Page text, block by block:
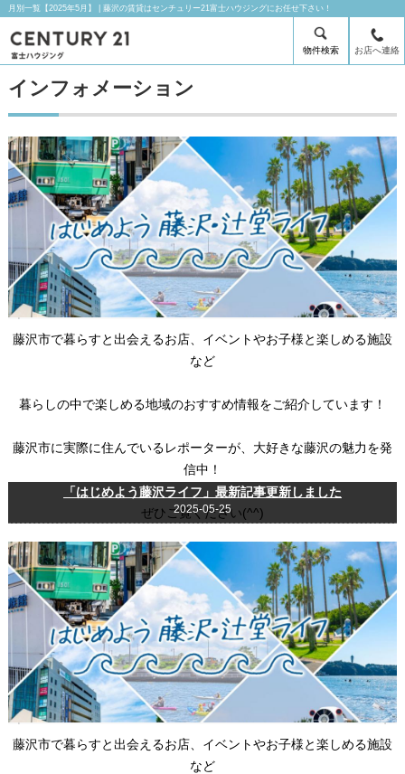
月別一覧【2025年5月】 | 藤沢の賃貸はセンチュリー21富士ハウジングにお任せ下さい！
物件検索 お店へ連絡
インフォメーション
「はじめよう藤沢ライフ」最新記事更新しました
2025-05-25
藤沢市で暮らすと出会えるお店、イベントやお子様と楽しめる施設
など
暮らしの中で楽しめる地域のおすすめ情報をご紹介しています！
藤沢市に実際に住んでいるレポーターが、大好きな藤沢の魅力を発
信中！
ぜひご覧ください(^^)
藤沢市で暮らすと出会えるお店、イベントやお子様と楽しめる施設
など